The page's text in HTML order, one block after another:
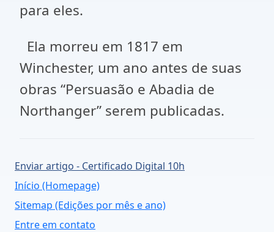
para eles.
Ela morreu em 1817 em
Winchester, um ano antes de suas
obras “Persuasão e Abadia de
Northanger” serem publicadas.
Enviar artigo - Certificado Digital 10h
Início (Homepage)
Sitemap (Edições por mês e ano)
Entre em contato